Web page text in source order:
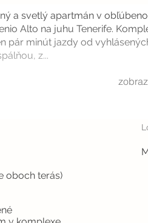
a svetlý apartmán v
Alto na juhu Tenerife.
pár minút jazdy od
z...
oboch terás)